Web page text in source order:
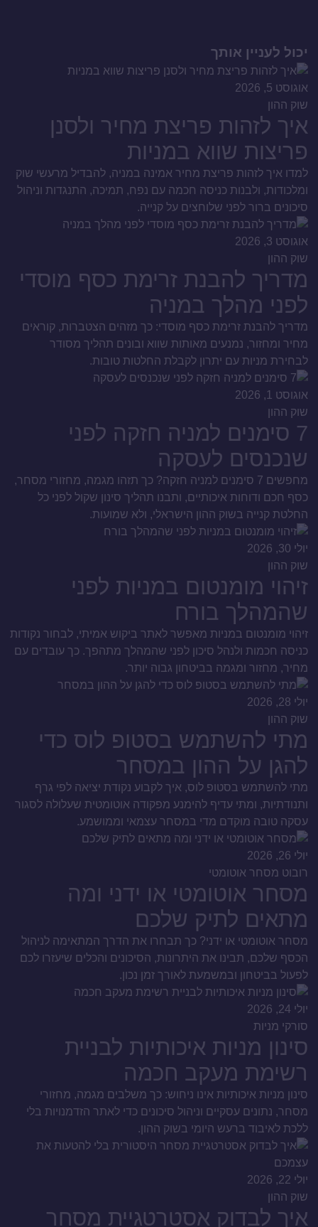
יכול לעניין אותך
אוגוסט 5, 2026
שוק ההון
איך לזהות פריצת מחיר ולסנן
פריצות שווא במניות
למדו איך לזהות פריצת מחיר אמינה במניה, להבדיל מרעשי שוק
ומלכודות, ולבנות כניסה חכמה עם נפח, תמיכה, התנגדות וניהול
סיכונים ברור לפני שלוחצים על קנייה.
אוגוסט 3, 2026
שוק ההון
מדריך להבנת זרימת כסף מוסדי
לפני מהלך במניה
מדריך להבנת זרימת כסף מוסדי: כך מזהים הצטברות, קוראים
מחיר ומחזור, נמנעים מאותות שווא ובונים תהליך מסודר
לבחירת מניות עם יתרון לקבלת החלטות טובות.
אוגוסט 1, 2026
שוק ההון
7 סימנים למניה חזקה לפני
שנכנסים לעסקה
מחפשים 7 סימנים למניה חזקה? כך תזהו מגמה, מחזורי מסחר,
כסף חכם ודוחות איכותיים, ותבנו תהליך סינון שקול לפני כל
החלטת קנייה בשוק ההון הישראלי, ולא שמועות.
יולי 30, 2026
שוק ההון
זיהוי מומנטום במניות לפני
שהמהלך בורח
זיהוי מומנטום במניות מאפשר לאתר ביקוש אמיתי, לבחור נקודות
כניסה חכמות ולנהל סיכון לפני שהמהלך מתהפך. כך עובדים עם
מחיר, מחזור ומגמה בביטחון גבוה יותר.
יולי 28, 2026
שוק ההון
מתי להשתמש בסטופ לוס כדי
להגן על ההון במסחר
מתי להשתמש בסטופ לוס, איך לקבוע נקודת יציאה לפי גרף
ותנודתיות, ומתי עדיף להימנע מפקודה אוטומטית שעלולה לסגור
עסקה טובה מוקדם מדי במסחר עצמאי וממושמע.
יולי 26, 2026
רובוט מסחר אוטומטי
מסחר אוטומטי או ידני ומה
מתאים לתיק שלכם
מסחר אוטומטי או ידני? כך תבחרו את הדרך המתאימה לניהול
הכסף שלכם, תבינו את היתרונות, הסיכונים והכלים שיעזרו לכם
לפעול בביטחון ובמשמעת לאורך זמן נכון.
יולי 24, 2026
סורקי מניות
סינון מניות איכותיות לבניית
רשימת מעקב חכמה
סינון מניות איכותיות אינו ניחוש: כך משלבים מגמה, מחזורי
מסחר, נתונים עסקיים וניהול סיכונים כדי לאתר הזדמנויות בלי
ללכת לאיבוד ברעש היומי בשוק ההון.
יולי 22, 2026
שוק ההון
איך לבדוק אסטרטגיית מסחר